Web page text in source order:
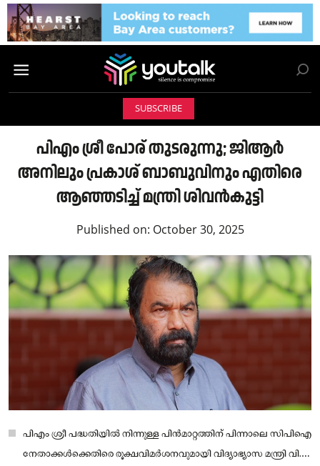
SUBSCRIBE
പിഎം ശ്രീ പോര് തുടരുന്നു; ജിആർ
അനിലും പ്രകാശ് ബാബുവിനും എതിരെ
ആഞ്ഞടിച്ച് മന്ത്രി ശിവൻകുട്ടി
Published on: October 30, 2025
പിഎം ശ്രീ പദ്ധതിയിൽ നിന്നുള്ള പിൻമാറ്റത്തിന് പിന്നാലെ സിപിഐ
നേതാക്കൾക്കെതിരെ രൂക്ഷവിമർശനവുമായി വിദ്യാഭ്യാസ മന്ത്രി വി.